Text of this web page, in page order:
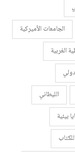
الجامعات الأميركية
الغربية
الليطاني
بيئية